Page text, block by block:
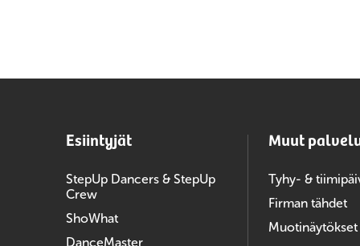
Esiintyjät
StepUp Dancers & StepUp
Crew
ShoWhat
DanceMaster
Muut
Tyhy- &
Firman tähdet
Muotinäytökset